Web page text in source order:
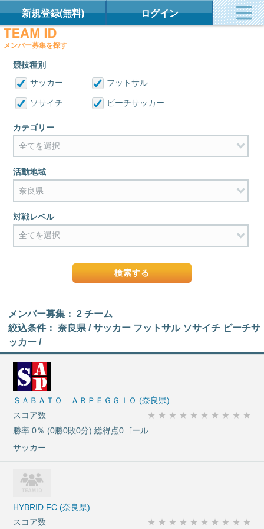
新規登録(無料) ログイン
メンバー募集を探す
競技種別
サッカー
フットサル
ソサイチ ビーチサッカー
カテゴリー
活動地域
対戦レベル
メンバー募集： 2 チーム
絞込条件： 奈良県 / サッカー フットサル ソサイチ ビーチサ
ッカー /
ＳＡＢＡＴＯ ＡＲＰＥＧＧＩＯ (奈良県)
スコア数
★ ★ ★ ★ ★ ★ ★ ★ ★ ★
勝率 0％ (0勝0敗0分) 総得点0ゴール
サッカー
HYBRID FC (奈良県)
スコア数
★ ★ ★ ★ ★ ★ ★ ★ ★ ★